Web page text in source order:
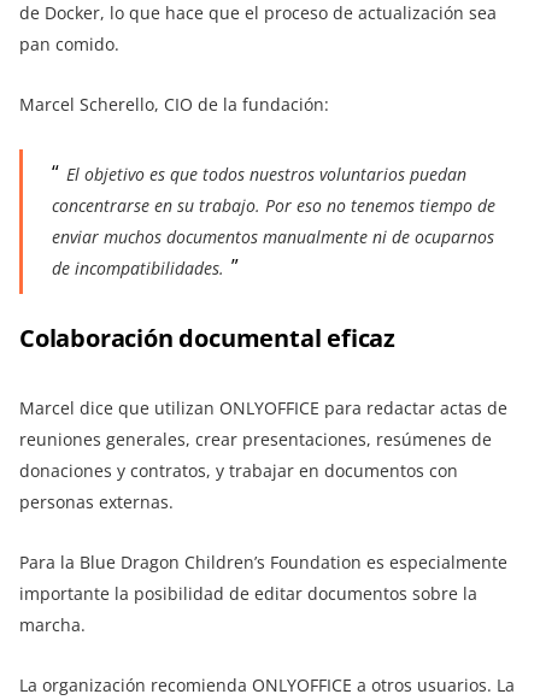
de Docker, lo que hace que el proceso de actualización sea
pan comido.
Marcel Scherello, CIO de la fundación:
El objetivo es que todos nuestros voluntarios puedan
concentrarse en su trabajo. Por eso no tenemos tiempo de
enviar muchos documentos manualmente ni de ocuparnos
de incompatibilidades.
Colaboración documental eficaz
Marcel dice que utilizan ONLYOFFICE para redactar actas de
reuniones generales, crear presentaciones, resúmenes de
donaciones y contratos, y trabajar en documentos con
personas externas.
Para la Blue Dragon Children’s Foundation es especialmente
importante la posibilidad de editar documentos sobre la
marcha.
La organización recomienda ONLYOFFICE a otros usuarios. La